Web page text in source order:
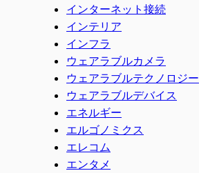
インターネット接続
インテリア
インフラ
ウェアラブルカメラ
ウェアラブルテクノロジー
ウェアラブルデバイス
エネルギー
エルゴノミクス
エレコム
エンタメ